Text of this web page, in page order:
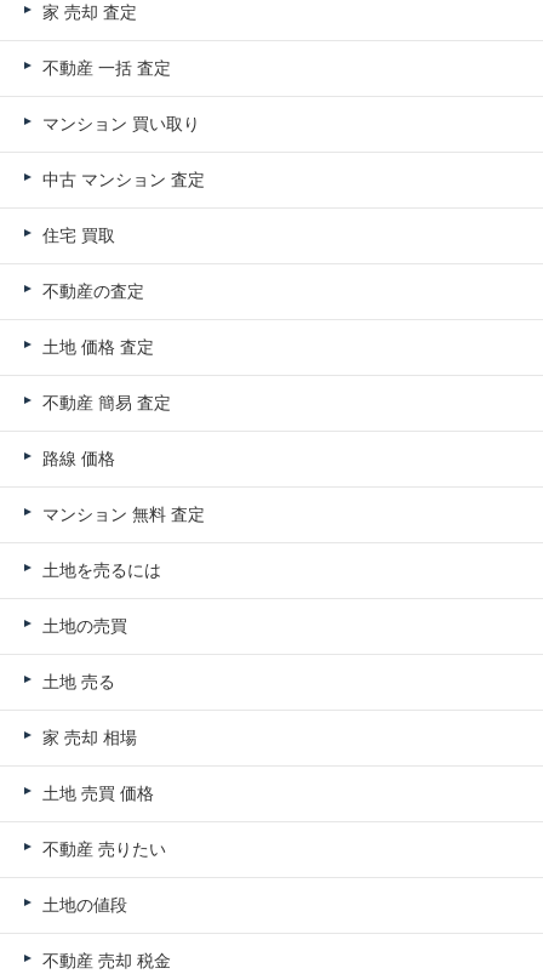
家 売却 査定
不動産 一括 査定
マンション 買い取り
中古 マンション 査定
住宅 買取
不動産の査定
土地 価格 査定
不動産 簡易 査定
路線 価格
マンション 無料 査定
土地を売るには
土地の売買
土地 売る
家 売却 相場
土地 売買 価格
不動産 売りたい
土地の値段
不動産 売却 税金